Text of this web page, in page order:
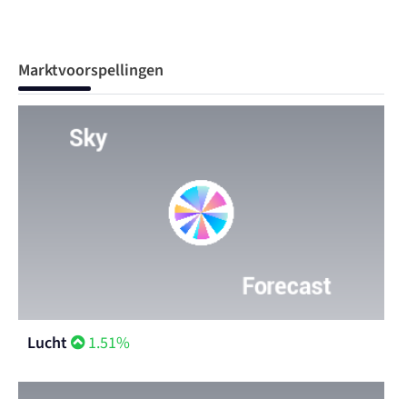
Marktvoorspellingen
Lucht 1.51%